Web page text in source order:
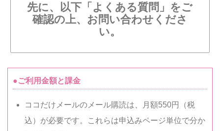
先に、以下「よくある質問」をご
確認の上、お問い合わせくださ
い。
●ご利用金額と課金
ココだけメールのメール購読は、月額550円（税
込）が必要です。これらは申込みページ単位で分か